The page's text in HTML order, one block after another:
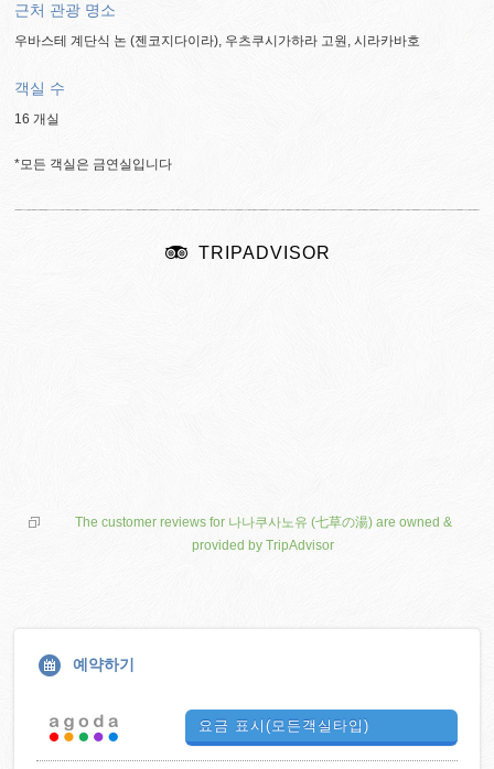
근처 관광 명소
우바스테 계단식 논 (젠코지다이라), 우츠쿠시가하라 고원, 시라카바호
객실 수
16 개실
*모든 객실은 금연실입니다
TRIPADVISOR
The customer reviews for 나나쿠사노유 (七草の湯) are owned &
provided by TripAdvisor
예약하기
요금 표시(모든객실타입)